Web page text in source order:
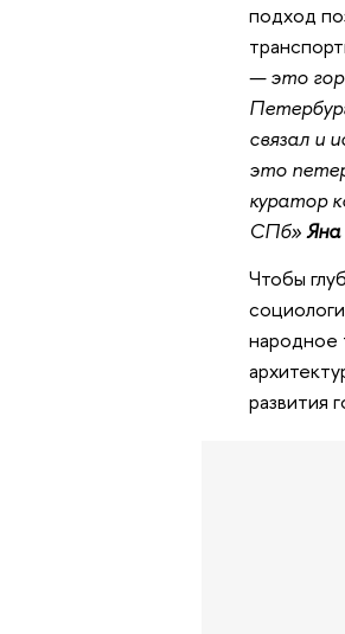
подход
— это
связал и
это
куратор
СПб»Яна
Чтобы
народное
развития